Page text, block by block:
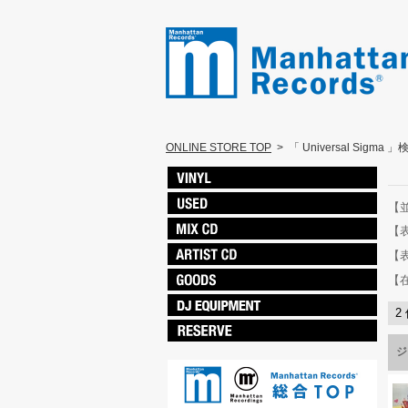
ONLINE STORE TOP > 「 Universal Sigma 」
【
【
【
【
2